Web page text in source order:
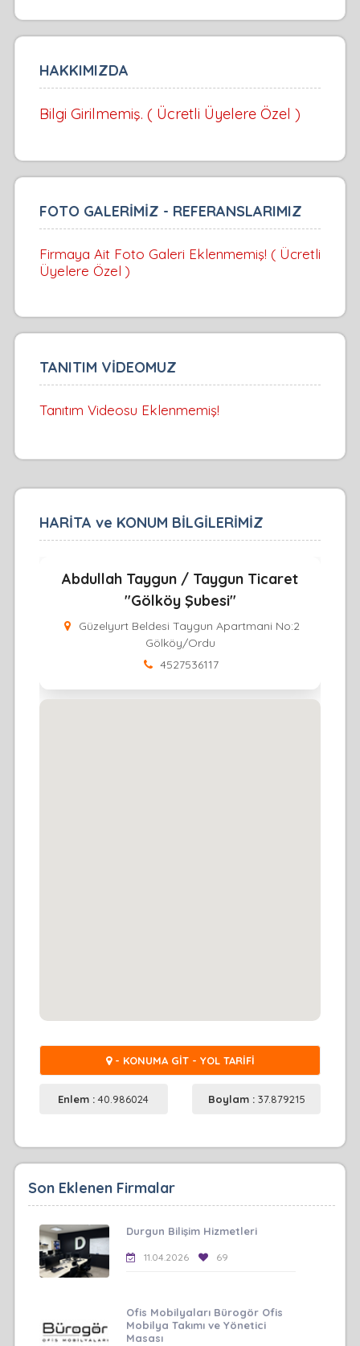
HAKKIMIZDA
Bilgi Girilmemiş. ( Ücretli Üyelere Özel )
FOTO GALERİMİZ - REFERANSLARIMIZ
Firmaya Ait Foto Galeri Eklenmemiş! ( Ücretli
Üyelere Özel )
TANITIM VİDEOMUZ
Tanıtım Videosu Eklenmemiş!
HARİTA ve KONUM BİLGİLERİMİZ
Abdullah Taygun / Taygun Ticaret
"Gölköy Şubesi"
Güzelyurt Beldesi Taygun Apartmani No:2
Gölköy/Ordu
4527536117
- KONUMA GİT - YOL TARİFİ
Enlem :40.986024 Boylam : 37.879215
Son Eklenen Firmalar
Durgun Bilişim Hizmetleri
11.04.2026 69
Ofis Mobilyaları Bürogör Ofis
Mobilya Takımı ve Yönetici
Masası